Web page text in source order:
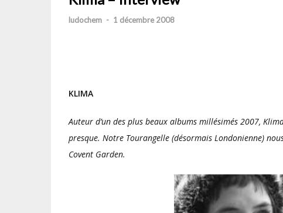
ludochem - 1 décembre 2008
KLIMA
Auteur d’un des plus beaux albums millésimés 2007,
presque. Notre Tourangelle (désormais Londonienne)
Covent Garden.